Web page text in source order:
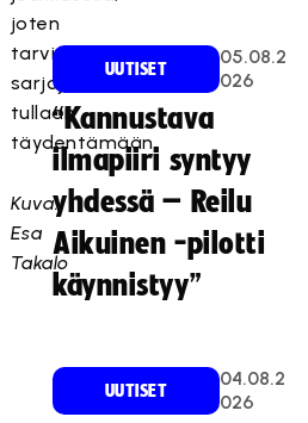
joten
tarvittaessa
sarjoja
tullaan
täydentämään.
Kuva:
Esa
Takalo
UUTISET
05.08.2
026
“Kannustava
ilmapiiri syntyy
yhdessä – Reilu
Aikuinen -pilotti
käynnistyy”
UUTISET
04.08.2
026